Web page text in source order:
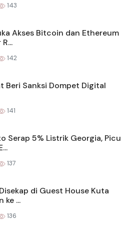
143
Akses Bitcoin dan Ethereum
142
Beri Sanksi Dompet Digital
141
Serap 5% Listrik Georgia, Picu
137
di Guest House Kuta
ke ...
136